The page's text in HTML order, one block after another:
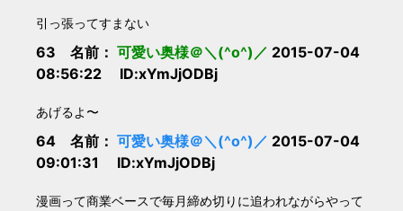
引っ張ってすまない
63 名前： 可愛い奥様＠＼(^o^)／ 2015-07-04
08:56:22 ID:xYmJjODBj
あげるよ〜
64 名前： 可愛い奥様＠＼(^o^)／ 2015-07-04
09:01:31 ID:xYmJjODBj
漫画って商業ベースで毎月締め切りに追われながらやって